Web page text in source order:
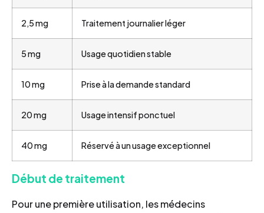
2,5 mg Traitement journalier léger
5 mg Usage quotidien stable
10 mg Prise à la demande standard
20 mg Usage intensif ponctuel
40 mg Réservé à un usage exceptionnel
Début de traitement
Pour une première utilisation, les médecins